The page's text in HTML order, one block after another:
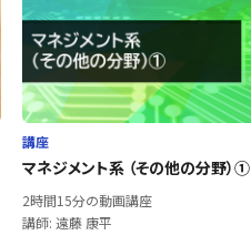
講座
マネジメント系 （その他の分野）①
2時間15分の動画講座
講師: 遠藤 康平